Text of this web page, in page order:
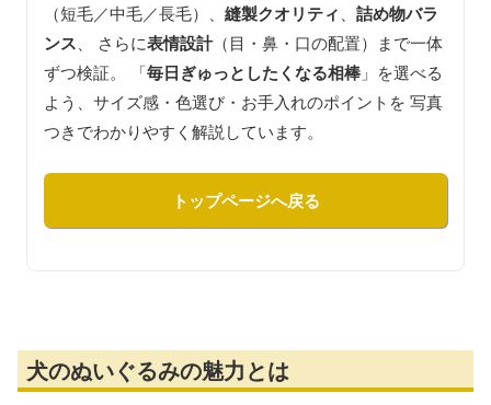
（短毛／中毛／長毛）、 縫製クオリティ
詰め物バラ
ンス 、 さらに表情設計（目・鼻・口の配置）まで一体
ずつ検証。 「毎日ぎゅっとしたくなる相棒 」を選べる
よう、サイズ感・色選び・お手入れのポイントを 写真
つきでわかりやすく解説しています。
トップページへ戻る
犬のぬいぐるみの魅力とは